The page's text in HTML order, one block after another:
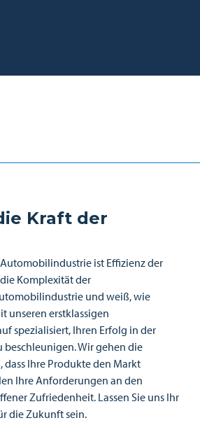
Kraft der
ist Effizienz der
Komplexität der
und weiß, wie
unseren erstklassigen
spezialisiert, Ihren Erfolg in der
Wir gehen die
dass Ihre Produkte den Markt
Ihre Anforderungen an den
Zufriedenheit. Lassen Sie uns Ihr
die Zukunft sein.